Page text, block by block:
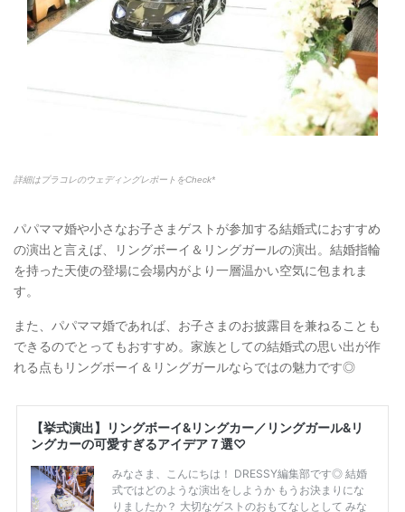
詳細はプラコレのウェディングレポートをCheck*
パパママ婚や小さなお子さまゲストが参加する結婚式におすすめ
の演出と言えば、リングボーイ＆リングガールの演出。結婚指輪
を持った天使の登場に会場内がより一層温かい空気に包まれま
す。
また、パパママ婚であれば、お子さまのお披露目を兼ねることも
できるのでとってもおすすめ。家族としての結婚式の思い出が作
れる点もリングボーイ＆リングガールならではの魅力です◎